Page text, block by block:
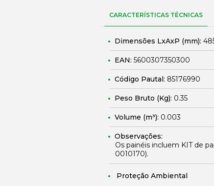
CARACTERÍSTICAS TÉCNICAS
Dimensões LxAxP (mm):
EAN: 5600307350300
Código Pautal: 85176990
Peso Bruto (Kg): 0.35
Volume (m³): 0.003
Observações:
Os painéis incluem KIT de
0010170).
Proteção Ambiental